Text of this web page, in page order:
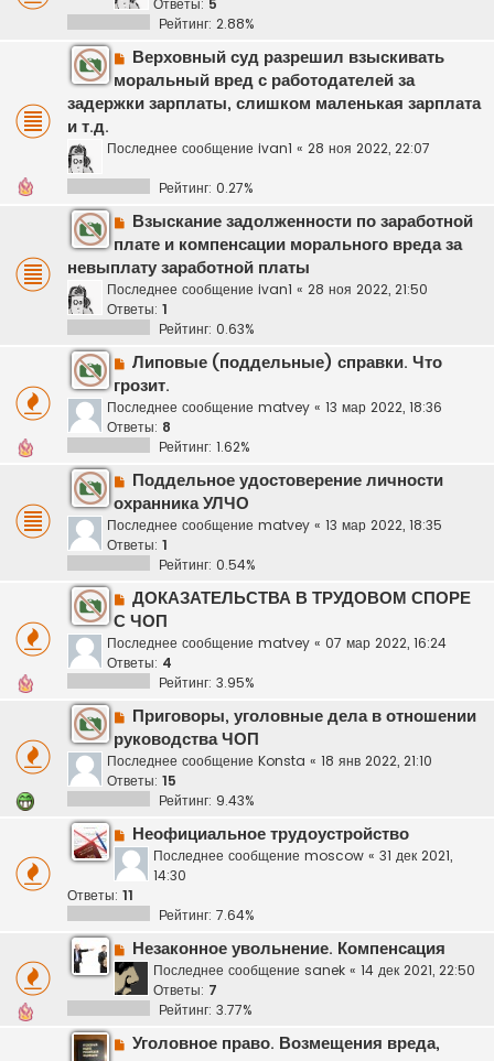
Ответы: 5
Рейтинг: 2.88%
Верховный суд разрешил взыскивать
моральный вред с работодателей за
задержки зарплаты, слишком маленькая зарплата
и т.д.
Последнее сообщение ivan1 « 28 ноя 2022, 22:07
Рейтинг: 0.27%
Взыскание задолженности по заработной
плате и компенсации морального вреда за
невыплату заработной платы
Последнее сообщение ivan1 « 28 ноя 2022, 21:50
Ответы: 1
Рейтинг: 0.63%
Липовые (поддельные) справки. Что
грозит.
Последнее сообщение matvey « 13 мар 2022, 18:36
Ответы: 8
Рейтинг: 1.62%
Поддельное удостоверение личности
охранника УЛЧО
Последнее сообщение matvey « 13 мар 2022, 18:35
Ответы: 1
Рейтинг: 0.54%
ДОКАЗАТЕЛЬСТВА В ТРУДОВОМ СПОРЕ
С ЧОП
Последнее сообщение matvey « 07 мар 2022, 16:24
Ответы: 4
Рейтинг: 3.95%
Приговоры, уголовные дела в отношении
руководства ЧОП
Последнее сообщение Konsta « 18 янв 2022, 21:10
Ответы: 15
Рейтинг: 9.43%
Неофициальное трудоустройство
Последнее сообщение moscow « 31 дек 2021,
14:30
Ответы: 11
Рейтинг: 7.64%
Незаконное увольнение. Компенсация
Последнее сообщение sanek « 14 дек 2021, 22:50
Ответы: 7
Рейтинг: 3.77%
Уголовное право. Возмещения вреда,